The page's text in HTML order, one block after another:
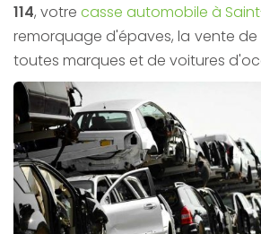
114, votre casse automobile à
remorquage d'épaves, la vente
toutes marques et de voitures